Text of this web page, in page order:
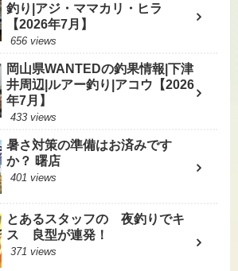
釣り|アジ・ママカリ・ヒラ
【2026年7月】
656 views
岡山県WANTEDの釣果情報|下津
井周辺|ルアー釣り|アコウ【2026
年7月】
433 views
暑さ対策の準備はお済みです
か？ 曙店
401 views
とあるスタッフの 夜釣りでキ
ス 良型が連発！
371 views